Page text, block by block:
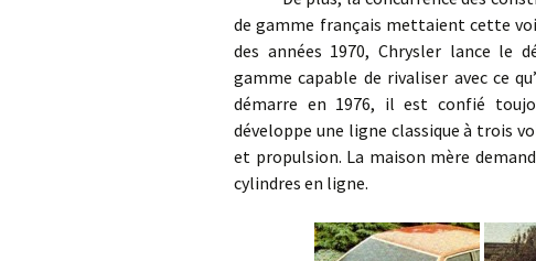
de gamme français mettaient cette
des années 1970, Chrysler lance le
gamme capable de rivaliser avec ce
démarre en 1976, il est confié
développe une ligne classique à trois
et propulsion. La maison mère
cylindres en ligne.